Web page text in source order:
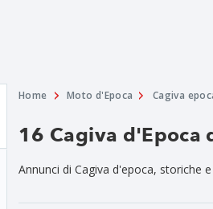
Home Moto d'Epoca Cagiva
16 Cagiva d'Epoca
Annunci di Cagiva d'epoca, storiche